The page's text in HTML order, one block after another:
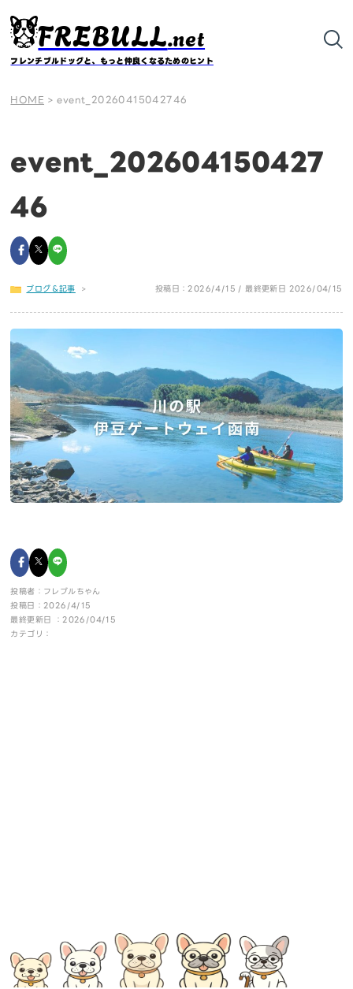
FREBULL.net
フレンチブルドッグと、もっと仲良くなるためのヒント
HOME > event_20260415042746
event_202604150427
46
ブログ＆記事 > 投稿日：2026/4/15 / 最終更新日 2026/04/15
投稿者：フレブルちゃん
投稿日：2026/4/15
最終更新日 ：2026/04/15
カテゴリ：